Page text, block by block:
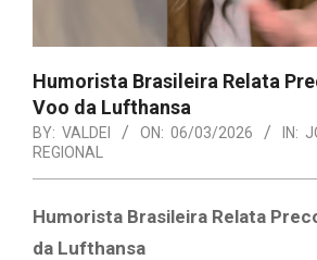
Humorista Brasileira Relata
Voo da Lufthansa
BY: VALDEI ON: 06/03/2026 IN:
REGIONAL
Humorista Brasileira Relata
da Lufthansa